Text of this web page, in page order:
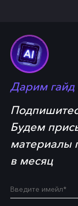
Дарим гайд
Будем
материалы
в месяц